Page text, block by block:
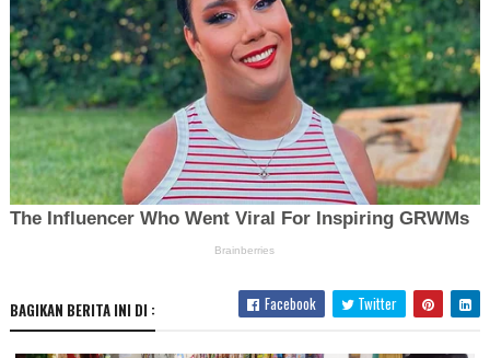
BAGIKAN BERITA INI DI : Facebook Twitter